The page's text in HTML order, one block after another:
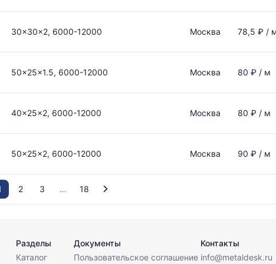
30x30x2, 6000-12000 Москва 78,5 ₽ /
50x25x1.5, 6000-12000 Москва 80 ₽ / м
40x25x2, 6000-12000 Москва 80 ₽ / м
50x25x2, 6000-12000 Москва 90 ₽ / м
2 3 18
Разделы
Каталог
Документы
Пользовательское соглашение
Контакты
info@metaldesk.ru